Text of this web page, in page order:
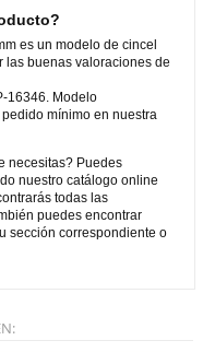
es un modelo de cincel
las buenas valoraciones de
16346. Modelo
mínimo en nuestra
necesitas? Puedes
nuestro catálogo online
todas las
puedes encontrar
sección correspondiente o